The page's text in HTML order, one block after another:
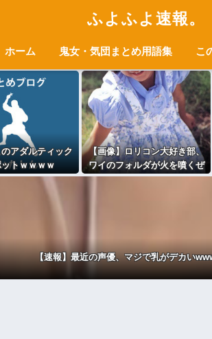
ふよふよ速報。
ホーム 鬼女・気団まとめ用語集 こ
のアダルティック
トｗｗｗｗ
【画像】ロリコン大好き部、
ワイのフォルダが火を噴くぜ
【速報】最近の声優、マジで乳がデカい